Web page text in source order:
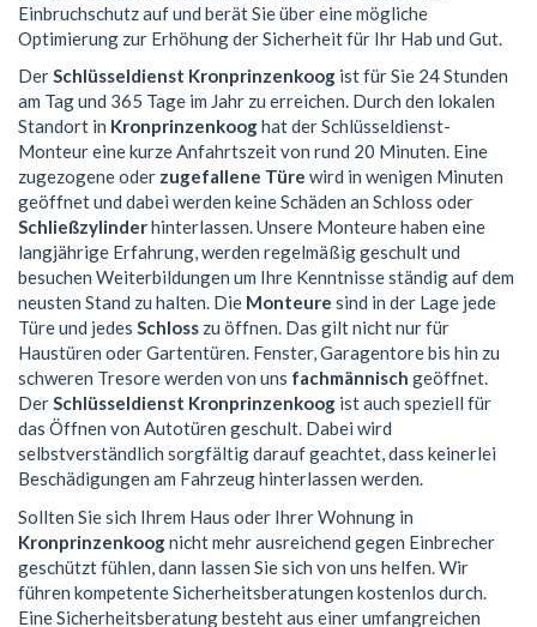
Einbruchschutz auf und berät Sie über eine mögliche
Optimierung zur Erhöhung der Sicherheit für Ihr Hab und Gut.
DerSchlüsseldienst Kronprinzenkoog ist für Sie 24 Stunden
am Tag und 365 Tage im Jahr zu erreichen. Durch den lokalen
Standort in Kronprinzenkooghat der Schlüsseldienst-
Monteur eine kurze Anfahrtszeit von rund 20 Minuten. Eine
zugezogene oder zugefallene Türe wird in wenigen Minuten
geöffnet und dabei werden keine Schäden an Schloss oder
Schließzylinderhinterlassen. Unsere Monteure haben eine
langjährige Erfahrung, werden regelmäßig geschult und
besuchen Weiterbildungen um Ihre Kenntnisse ständig auf dem
neusten Stand zu halten. Die Monteure sind in der Lage jede
Türe und jedes Schloss zu öffnen. Das gilt nicht nur für
Haustüren oder Gartentüren. Fenster, Garagentore bis hin zu
schweren Tresore werden von uns fachmännisch geöffnet.
DerSchlüsseldienst Kronprinzenkoog ist auch speziell für
das Öffnen von Autotüren geschult. Dabei wird
selbstverständlich sorgfältig darauf geachtet, dass keinerlei
Beschädigungen am Fahrzeug hinterlassen werden.
Sollten Sie sich Ihrem Haus oder Ihrer Wohnung in
Kronprinzenkoognicht mehr ausreichend gegen Einbrecher
geschützt fühlen, dann lassen Sie sich von uns helfen. Wir
führen kompetente Sicherheitsberatungen kostenlos durch.
Eine Sicherheitsberatung besteht aus einer umfangreichen